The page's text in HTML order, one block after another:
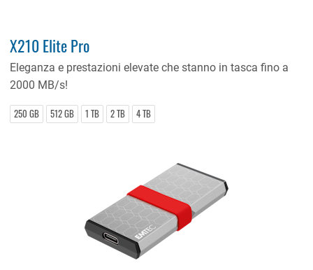
X210 Elite Pro
Eleganza e prestazioni elevate che stanno in tasca fino a
2000 MB/s!
250 GB 512 GB 1 TB 2 TB 4 TB